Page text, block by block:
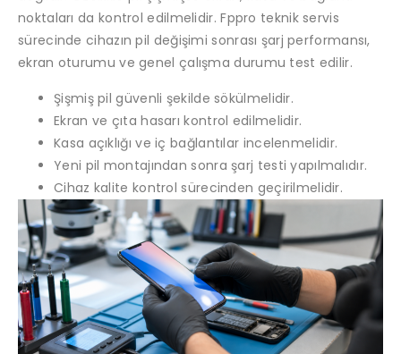
noktaları da kontrol edilmelidir. Fppro teknik servis
sürecinde cihazın pil değişimi sonrası şarj performansı,
ekran oturumu ve genel çalışma durumu test edilir.
Şişmiş pil güvenli şekilde sökülmelidir.
Ekran ve çıta hasarı kontrol edilmelidir.
Kasa açıklığı ve iç bağlantılar incelenmelidir.
Yeni pil montajından sonra şarj testi yapılmalıdır.
Cihaz kalite kontrol sürecinden geçirilmelidir.